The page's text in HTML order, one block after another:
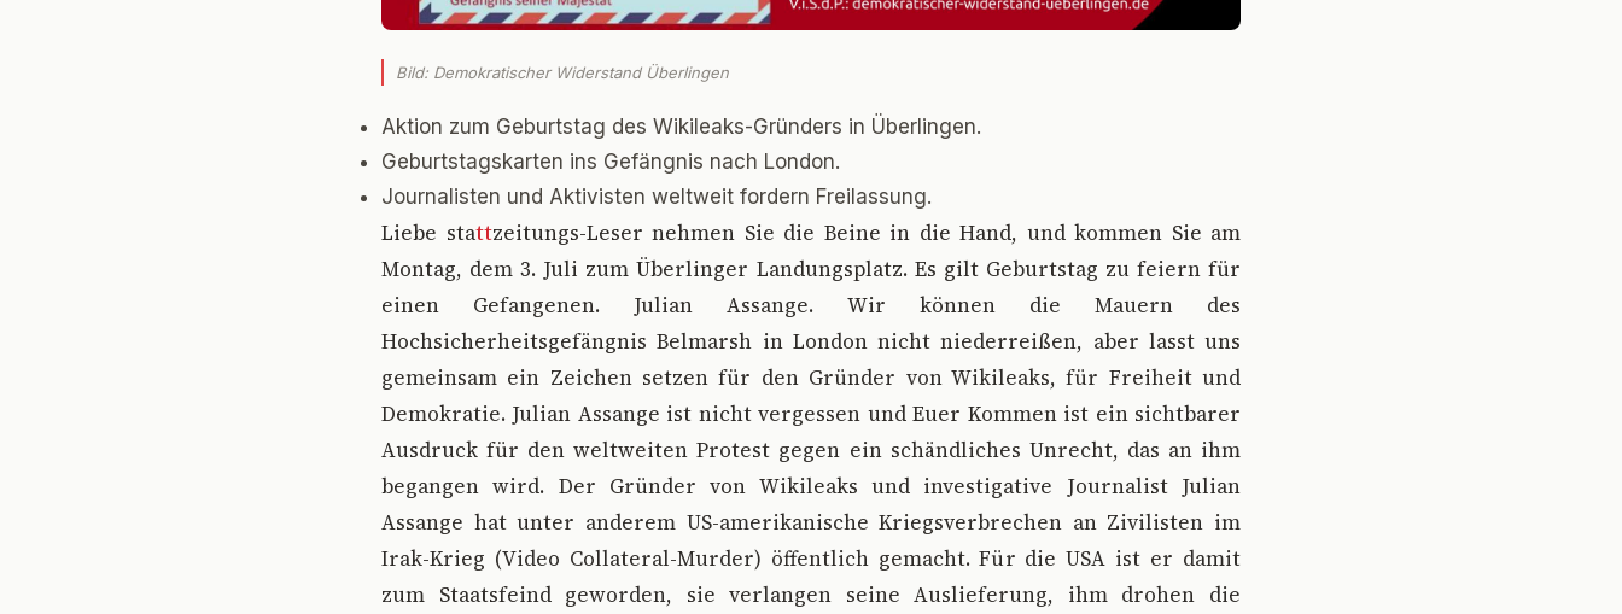
Bild: Demokratischer Widerstand Überlingen
Aktion zum Geburtstag des Wikileaks-Gründers in Überlingen.
Geburtstagskarten ins Gefängnis nach London.
Journalisten und Aktivisten weltweit fordern Freilassung.
Liebe stattzeitungs-Leser nehmen Sie die Beine in die Hand, und kommen Sie am
Montag, dem 3. Juli zum Überlinger Landungsplatz. Es gilt Geburtstag zu feiern für
einen Gefangenen. Julian Assange. Wir können die Mauern des
Hochsicherheitsgefängnis Belmarsh in London nicht niederreißen, aber lasst uns
gemeinsam ein Zeichen setzen für den Gründer von Wikileaks, für Freiheit und
Demokratie. Julian Assange ist nicht vergessen und Euer Kommen ist ein sichtbarer
Ausdruck für den weltweiten Protest gegen ein schändliches Unrecht, das an ihm
begangen wird. Der Gründer von Wikileaks und investigative Journalist Julian
Assange hat unter anderem US-amerikanische Kriegsverbrechen an Zivilisten im
Irak-Krieg (Video Collateral-Murder) öffentlich gemacht. Für die USA ist er damit
zum Staatsfeind geworden, sie verlangen seine Auslieferung, ihm drohen die